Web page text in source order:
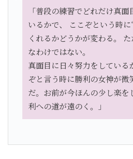
「普段の練習でどれだけ真
いるかで、 ここぞという時に
くれるかどうかが変わる。
なわけではない。
真面目に日々努力をしている
ぞと言う時に勝利の女神が微
だ。お前が今ほんの少し楽を
利への道が遠のく。」